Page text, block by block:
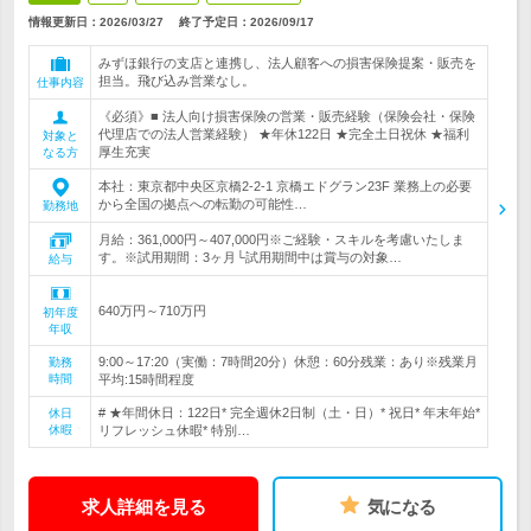
情報更新日：2026/03/27 終了予定日： 2026/09/17
仕事内容
みずほ銀行の支店と連携し、法人顧客への損害保険提案・販売を
担当。飛び込み営業なし。
対象と
なる方
《必須》■ 法人向け損害保険の営業・販売経験（保険会社・保険
代理店での法人営業経験） ★年休122日 ★完全土日祝休 ★福利
厚生充実
勤務地
本社：東京都中央区京橋2-2-1 京橋エドグラン23F 業務上の必要
から全国の拠点への転勤の可能性…
給与
月給：361,000円～407,000円※ご経験・スキルを考慮いたしま
す。※試用期間：3ヶ月└試用期間中は賞与の対象…
初年度
年収
640万円～710万円
勤務
時間
9:00～17:20（実働：7時間20分）休憩：60分残業：あり※残業月
平均:15時間程度
休日
休暇
# ★年間休日：122日* 完全週休2日制（土・日）* 祝日* 年末年始*
リフレッシュ休暇* 特別…
求人詳細を見る 気になる